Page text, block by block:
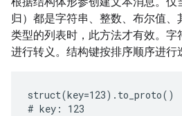
归）都是字符串、整数、布尔值
类型的列表时，此方法才有效。字
进行转义。结构键按排序顺序进行
struct(key=123).to_proto()
# key: 123